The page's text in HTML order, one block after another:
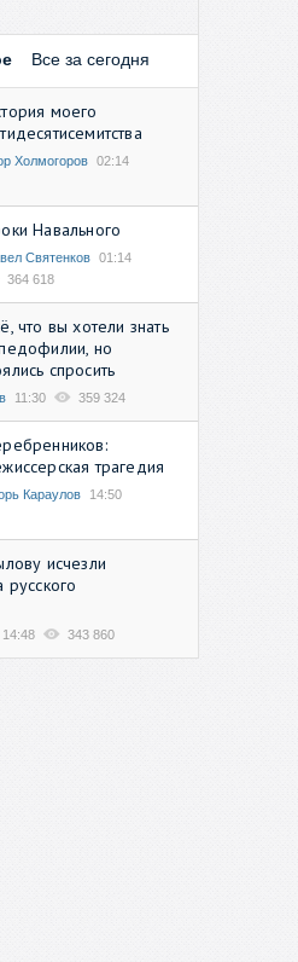
Все за сегодня
моего
Холмогоров 02:14
Навального
Святенков 01:14
364 618
что вы хотели знать
но
спросить
11:30 359 324
трагедия
Караулов
14:50
исчезли
14:48 343 860